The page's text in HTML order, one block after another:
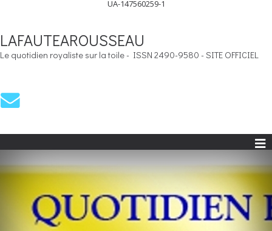
UA-147560259-1
LAFAUTEAROUSSEAU
Le quotidien royaliste sur la toile - ISSN 2490-9580 - SITE OFFICIEL